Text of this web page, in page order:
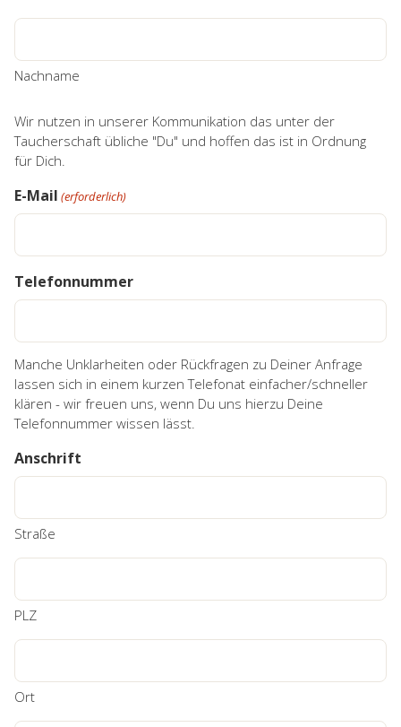
Nachname
Wir nutzen in unserer Kommunikation das unter der
Taucherschaft übliche "Du" und hoffen das ist in Ordnung
für Dich.
E-Mail (erforderlich)
Telefonnummer
Manche Unklarheiten oder Rückfragen zu Deiner Anfrage
lassen sich in einem kurzen Telefonat einfacher/schneller
klären - wir freuen uns, wenn Du uns hierzu Deine
Telefonnummer wissen lässt.
Anschrift
Straße
PLZ
Ort